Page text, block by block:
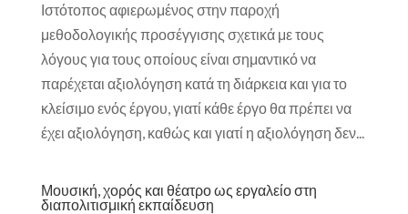
Ιστότοπος αφιερωμένος στην παροχή
μεθοδολογικής προσέγγισης σχετικά με τους
λόγους για τους οποίους είναι σημαντικό να
παρέχεται αξιολόγηση κατά τη διάρκεια και για το
κλείσιμο ενός έργου, γιατί κάθε έργο θα πρέπει να
έχει αξιολόγηση, καθώς και γιατί η αξιολόγηση δεν...
Μουσική, χορός και θέατρο ως εργαλείο στη
διαπολιτισμική εκπαίδευση